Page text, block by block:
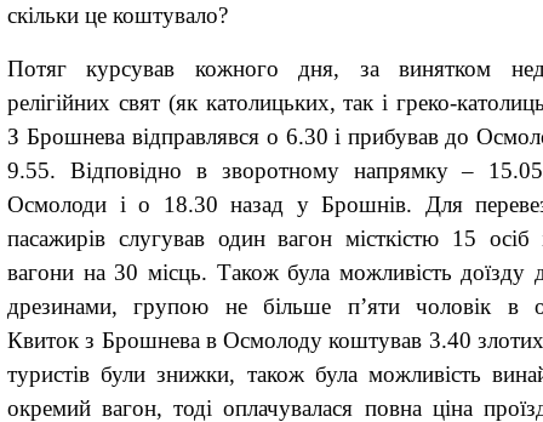
скільки це коштувало?
Потяг курсував кожного дня, за винятком
релігійних свят (як католицьких, так і греко-
З Брошнева відправлявсяо 6.30 і прибував до
9.55. Відповідно в зворотному напрямку –
Осмолоди і о 18.30 назад у Брошнів. Для
пасажирів слугував один вагон місткістю 15 осіб
вагони на 30 місць. Також була можливість доїзду
дрезинами, групою не більше п’яти чоловік в
Квиток з Брошнева в Осмолоду коштував 3.40
туристівбули знижки, також була можливість
окремий вагон, тоді оплачувалася повна ціна